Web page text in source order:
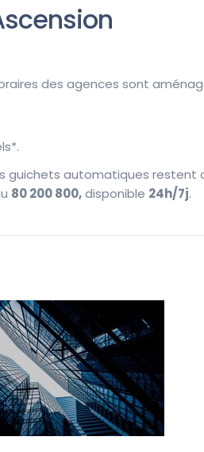
des agences sont
guichets automatiques restent
80 200 800,disponible 24h/7j.